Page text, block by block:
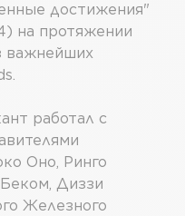
достижения"
на протяжении
важнейших
работал с
Оно, Ринго
Диззи
Железного